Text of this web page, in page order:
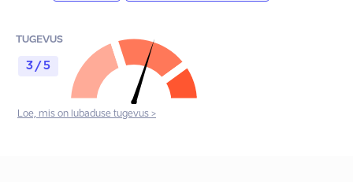
TUGEVUS
3 / 5
Loe, mis on lubaduse tugevus >